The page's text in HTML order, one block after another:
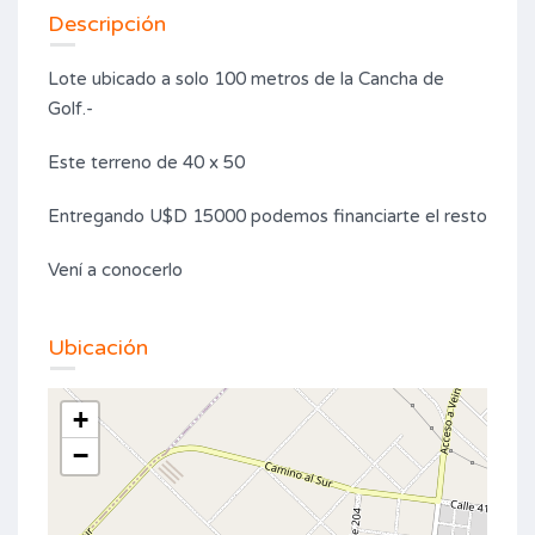
Descripción
Lote ubicado a solo 100 metros de la Cancha de
Golf.-
Este terreno de 40 x 50
Entregando U$D 15000 podemos financiarte el resto
Vení a conocerlo
Ubicación
+
−